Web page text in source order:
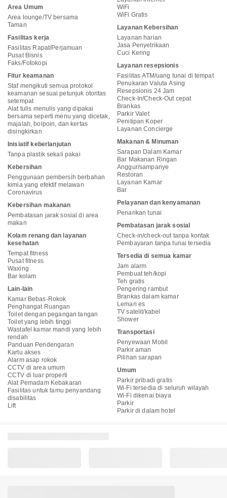
Area Umum
Area lounge/TV bersama
Taman
Fasilitas kerja
Fasilitas Rapat/Perjamuan
Pusat Bisnis
Faks/Fotokopi
Fitur keamanan
Staf mengikuti semua protokol
keamanan sesuai petunjuk otoritas
setempat
Alat tulis menulis yang dipakai
bersama seperti menu yang dicetak,
majalah, bolpoin, dan kertas
disingkirkan
Inisiatif keberlanjutan
Tanpa plastik sekali pakai
Kebersihan
Penggunaan pembersih berbahan
kimia yang efektif melawan
Coronavirus
Kebersihan makanan
Pembatasan jarak sosial di area
makan
Kolam renang dan layanan
kesehatan
Tempat fitness
Pusat fitness
Waxing
Bar kolam
Lain-lain
Kamar Bebas-Rokok
Penghangat Ruangan
Toilet dengan pegangan tangan
Toilet yang lebih tinggi
Wastafel kamar mandi yang lebih
rendah
Panduan Pendengaran
Kartu akses
Alarm asap rokok
CCTV di area umum
CCTV di luar properti
Alat Pemadam Kebakaran
Fasilitas untuk tamu penyandang
disabilitas
Lift
WiFi
WiFi Gratis
Layanan Kebersihan
Layanan harian
Jasa Penyetrikaan
Cuci Kering
Layanan resepsionis
Fasilitas ATM/uang tunai di tempat
Penukaran Valuta Asing
Resepsionis 24 Jam
Check-In/Check-Out cepat
Brankas
Parkir Valet
Penitipan Koper
Layanan Concierge
Makanan & Minuman
Sarapan Dalam Kamar
Bar Makanan Ringan
Anggur/sampanye
Restoran
Layanan Kamar
Bar
Pelayanan dan kenyamanan
Penarikan tunai
Pembatasan jarak sosial
Check-in/check-out tanpa kontak
Pembayaran tanpa tunai tersedia
Tersedia di semua kamar
Jam alarm
Pembuat teh/kopi
Teh gratis
Pengering rambut
Brankas dalam kamar
Lemari es
TV satelit/kabel
Shower
Transportasi
Penyewaan Mobil
Parkir aman
Pilihan sarapan
Umum
Parkir pribadi gratis
Wi-Fi tersedia di seluruh wilayah
Wi-Fi dikenai biaya
Parkir
Parkir di dalam hotel